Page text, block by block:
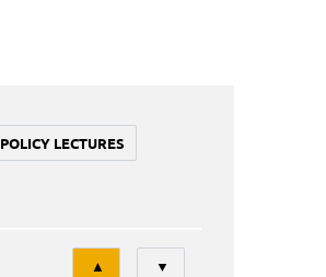
POLICY LECTURES
Tri
▲ ▼